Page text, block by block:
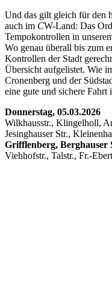
Und das gilt gleich für den
auch im CW-Land: Das
Tempokontrollen in
Wo genau überall bis zum
Kontrollen der Stadt
Übersicht aufgelistet. Wie
Cronenberg und der
eine gute und sichere Fahrt
Donnerstag, 05.03.2026
Wilkhausstr., Klingelholl,
Jesinghauser Str.,
Grifflenberg,
Viehhofstr., Talstr., Fr.-